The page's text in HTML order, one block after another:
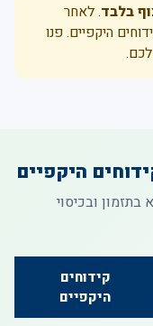
בלבד. לאחר
היקפיים. פנו
היקפיים
ובכיסוי
קידוחים
היקפיים